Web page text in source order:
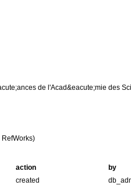
de l'Acad&eacute;mie des
action
by
created